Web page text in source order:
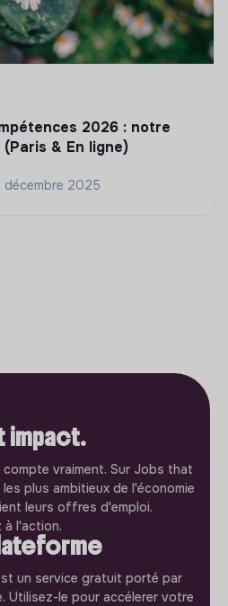
2026 : notre
& En ligne)
décembre 2025
impact.
compte vraiment. Sur Jobs that
plus ambitieux de l'économie
leurs offres d'emploi.
à l'action.
un service gratuit porté par
Utilisez-le pour accélerer votre